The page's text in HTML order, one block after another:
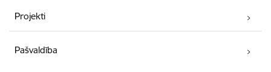
Projekti
Pašvaldība